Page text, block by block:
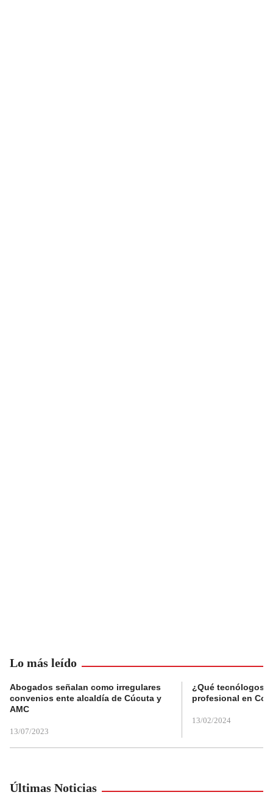
Lo más leído
Abogados señalan como irregulares
convenios ente alcaldía de Cúcuta y
AMC
13/07/2023
¿Qué tecnólogos
profesional en
13/02/2024
Últimas Noticias